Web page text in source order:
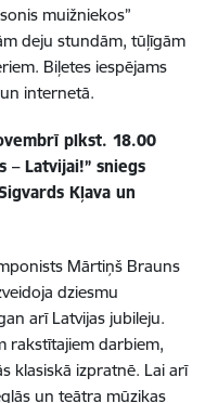
muižniekos”
deju stundām, tūļīgām
Biļetes iespējams
internetā.
plkst. 18.00
– Latvijai!” sniegs
Kļava un
Mārtiņš Brauns
dziesmu
arī Latvijas jubileju.
rakstītajiem darbiem,
klasiskā izpratnē. Lai arī
un teātra mūzikas